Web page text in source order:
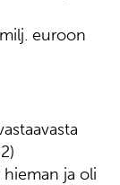
euroon
ja oli